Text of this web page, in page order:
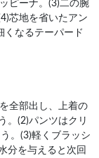
ピーナ。(3)二の腕
芯地を省いたアン
くなるテーパード
全部出し、上着の
。(2)パンツはクリ
。(3)軽くブラッシ
分を与えると次回